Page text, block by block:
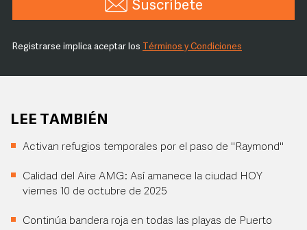
Suscríbete
Registrarse implica aceptar los Términos y Condiciones
LEE TAMBIÉN
Activan refugios temporales por el paso de "Raymond"
Calidad del Aire AMG: Así amanece la ciudad HOY
viernes 10 de octubre de 2025
Continúa bandera roja en todas las playas de Puerto